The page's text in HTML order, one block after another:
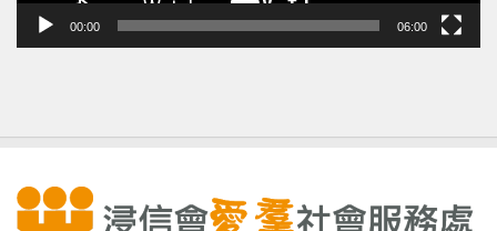
00:00 06:00